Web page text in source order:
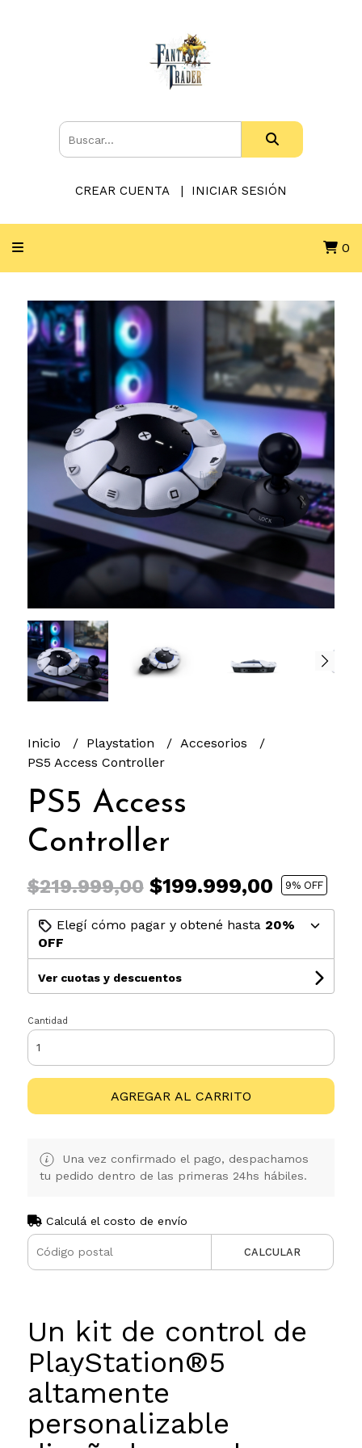
CREAR CUENTA INICIAR SESIÓN
0
Inicio Playstation
Accesorios
PS5 Access Controller
PS5 Access
Controller
$219.999,00$199.999,00 9% OFF
Elegí cómo pagar y obtené hasta 20%
OFF
Ver cuotas y descuentos
Cantidad
AGREGAR AL CARRITO
Una vez confirmado el pago, despachamos
tu pedido dentro de las primeras 24hs hábiles.
Calculá el costo de envío
CALCULAR
Un kit de control de
PlayStation®5
altamente
personalizable